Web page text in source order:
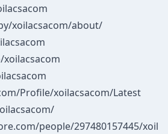
xoilacsacom/about/
Profile/xoilacsacom/Latest
people/297480157445/xoil